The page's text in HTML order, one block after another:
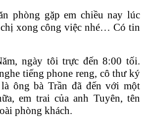
phòng gặp em chiều nay lúc
xong công việc nhé… Có tin
ngày tôi trực đến 8:00 tối.
tiếng phone reng, cô thư ký
ông bà Trần đã đến với một
em trai của anh Tuyên, tên
phòng khách.